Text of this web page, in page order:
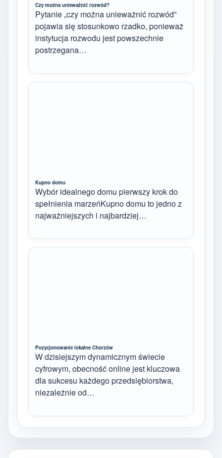
Czy można unieważnić rozwód?
Pytanie „czy można unieważnić rozwód”
pojawia się stosunkowo rzadko, ponieważ
instytucja rozwodu jest powszechnie
postrzegana…
Kupno domu
Wybór idealnego domu pierwszy krok do
spełnienia marzeńKupno domu to jedno z
najważniejszych i najbardziej…
Pozycjonowanie lokalne Chorzów
W dzisiejszym dynamicznym świecie
cyfrowym, obecność online jest kluczowa
dla sukcesu każdego przedsiębiorstwa,
niezależnie od…